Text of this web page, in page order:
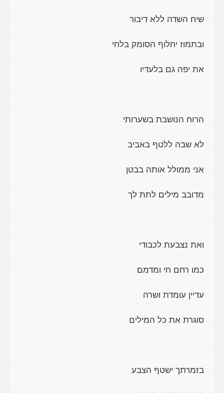
שיח השדה ללא דיבור
ובתמוז יחלוף הסומק בלחי
את יפה גם בלעדיו
הרוח הנושבת בשערותי
לא שבה ללטף באביב
אני ממולל אותה בבטן
מדובב מילים לתת לך
ואת נצבעת לכבודי
כמו רחם חי ומדמם
עדיין עומדת ושרה
סוגרת את כל המילים
בזמרתך ישטף הצבע